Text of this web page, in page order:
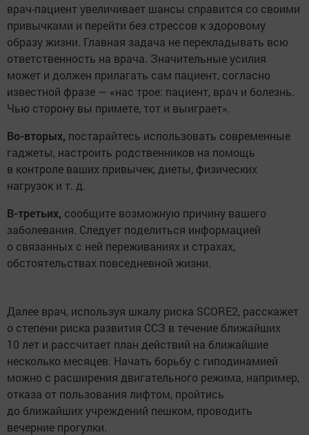
врач-пациент увеличивает шансы справится со своими
привычками и перейти без стрессов к здоровому
образу жизни. Главная задача не перекладывать всю
ответственность на врача. Значительные усилия
может и должен прилагать сам пациент, согласно
известной фразе — «нас трое: пациент, врач и болезнь.
Чью сторону вы примете, тот и выиграет».
Во-вторых, постарайтесь использовать современные
гаджеты, настроить родственников на помощь
в контроле ваших привычек, диеты, физических
нагрузок и т. д.
В-третьих, сообщите возможную причину вашего
заболевания. Следует поделиться информацией
о связанных с ней переживаниях и страхах,
обстоятельствах повседневной жизни.
Далее врач, используя шкалу риска SCORE2, расскажет
о степени риска развития ССЗ в течение ближайших
10 лет и рассчитает план действий на ближайшие
несколько месяцев. Начать борьбу с гиподинамией
можно с расширения двигательного режима, например,
отказа от пользования лифтом, пройтись
до ближайших учреждений пешком, проводить
вечерние прогулки.